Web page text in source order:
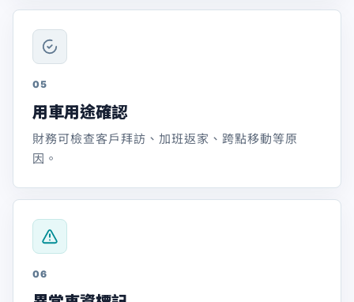
05
用車用途確認
財務可檢查客戶拜訪、加班返家、跨點移動等原
因。
06